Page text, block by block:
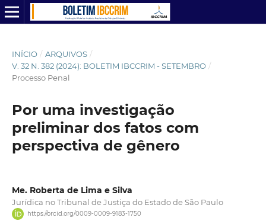
INÍCIO / ARQUIVOS /
V. 32 N. 382 (2024): BOLETIM IBCCRIM - SETEMBRO /
Processo Penal
Por uma investigação
preliminar dos fatos com
perspectiva de gênero
Me. Roberta de Lima e Silva
Jurídica no Tribunal de Justiça do Estado de São Paulo
https://orcid.org/0009-0009-9183-1750